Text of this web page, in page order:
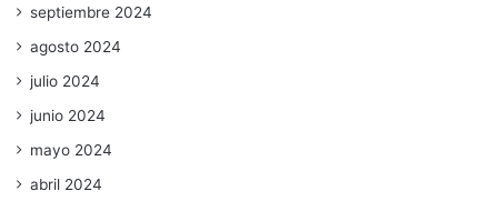
septiembre 2024
agosto 2024
julio 2024
junio 2024
mayo 2024
abril 2024